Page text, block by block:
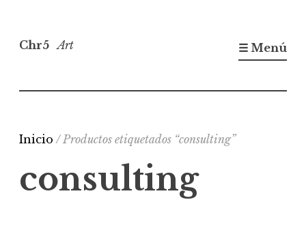
al
Chr5 Art ☰ Menú
Inicio / Productos etiquetados “consulting”
consulting